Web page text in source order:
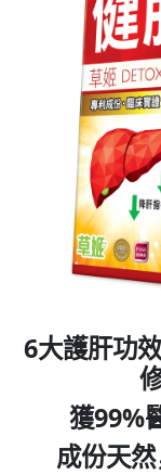
6大護肝功
獲99%
成份天然